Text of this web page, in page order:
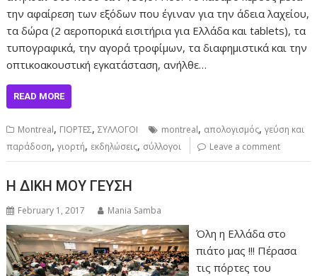
την αφαίρεση των εξόδων που έγιναν για την άδεια λαχείου,
τα δώρα (2 αεροπορικά εισιτήρια για Ελλάδα και tablets), τα
τυπογραφικά, την αγορά τροφίμων, τα διαφημιστικά και την
οπτικοακουστική εγκατάσταση, ανήλθε…
READ MORE
Montreal, ΓΙΟΡΤΕΣ,ΣΥΛΛΟΓΟΙ montreal, απολογισμός,γεύση και
παράδοση,γιορτή, εκδηλώσεις, σύλλογοι Leave a comment
Η ΔΙΚΗ ΜΟΥ ΓΕΥΣΗ
February 1, 2017 Mania Samba
Όλη η Ελλάδα στο
πιάτο μας !!! Πέρασα
τις πόρτες του